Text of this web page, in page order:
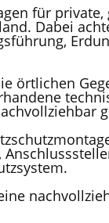
für
Dabei
örtlichen